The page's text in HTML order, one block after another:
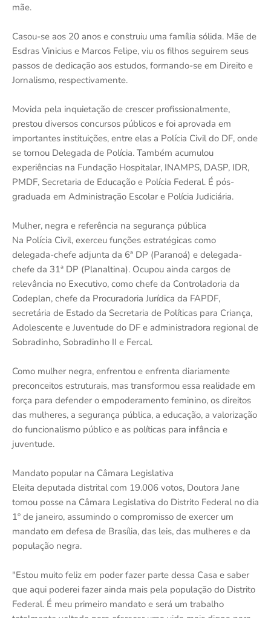
mãe.
Casou-se aos 20 anos e construiu uma família sólida. Mãe de
Esdras Vinicius e Marcos Felipe, viu os filhos seguirem seus
passos de dedicação aos estudos, formando-se em Direito e
Jornalismo, respectivamente.
Movida pela inquietação de crescer profissionalmente,
prestou diversos concursos públicos e foi aprovada em
importantes instituições, entre elas a Polícia Civil do DF, onde
se tornou Delegada de Polícia. Também acumulou
experiências na Fundação Hospitalar, INAMPS, DASP, IDR,
PMDF, Secretaria de Educação e Polícia Federal. É pós-
graduada em Administração Escolar e Polícia Judiciária.
Mulher, negra e referência na segurança pública
Na Polícia Civil, exerceu funções estratégicas como
delegada-chefe adjunta da 6ª DP (Paranoá) e delegada-
chefe da 31ª DP (Planaltina). Ocupou ainda cargos de
relevância no Executivo, como chefe da Controladoria da
Codeplan, chefe da Procuradoria Jurídica da FAPDF,
secretária de Estado da Secretaria de Políticas para Criança,
Adolescente e Juventude do DF e administradora regional de
Sobradinho, Sobradinho II e Fercal.
Como mulher negra, enfrentou e enfrenta diariamente
preconceitos estruturais, mas transformou essa realidade em
força para defender o empoderamento feminino, os direitos
das mulheres, a segurança pública, a educação, a valorização
do funcionalismo público e as políticas para infância e
juventude.
Mandato popular na Câmara Legislativa
Eleita deputada distrital com 19.006 votos, Doutora Jane
tomou posse na Câmara Legislativa do Distrito Federal no dia
1º de janeiro, assumindo o compromisso de exercer um
mandato em defesa de Brasília, das leis, das mulheres e da
população negra.
"Estou muito feliz em poder fazer parte dessa Casa e saber
que aqui poderei fazer ainda mais pela população do Distrito
Federal. É meu primeiro mandato e será um trabalho